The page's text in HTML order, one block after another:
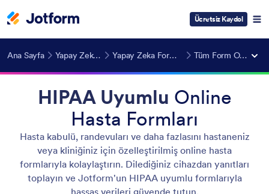
Ücretsiz Kaydol
Ana Sayfa Yapay Zeka Araçları Yapay Zeka Form Oluşturucu Tüm Form Oluşturucular
HIPAA Uyumlu Online
Hasta Formları
Hasta kabulü, randevuları ve daha fazlasını hastaneniz
veya kliniğiniz için özelleştirilmiş online hasta
formlarıyla kolaylaştırın. Dilediğiniz cihazdan yanıtları
toplayın ve Jotform'un HIPAA uyumlu formlarıyla
hassas verileri güvende tutun.